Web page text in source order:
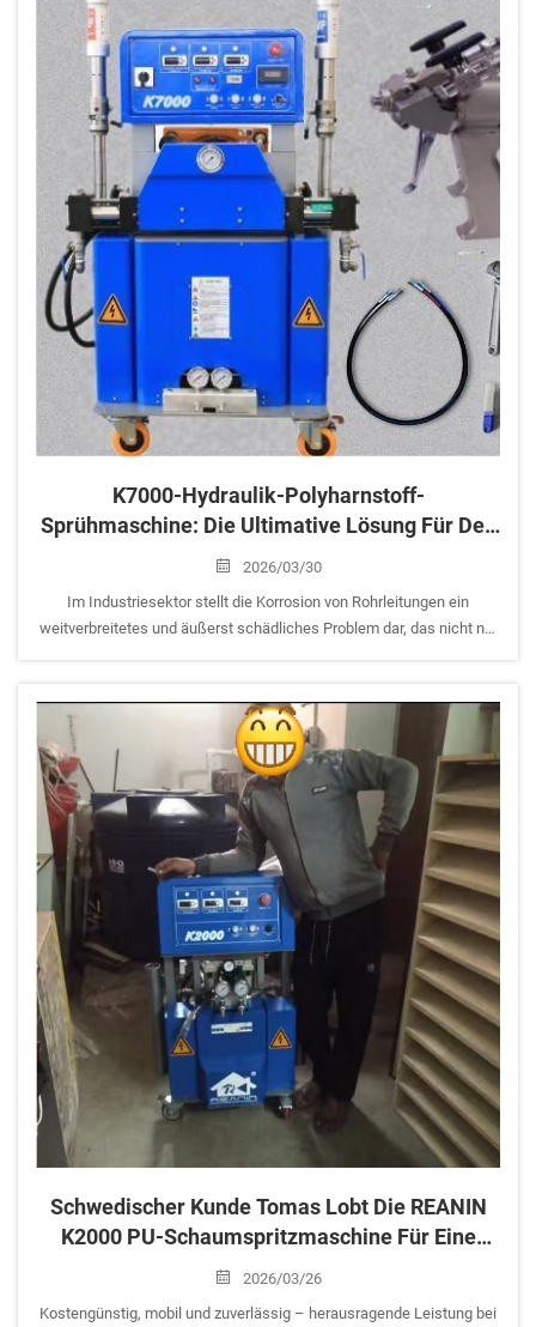
K7000-Hydraulik-Polyharnstoff-
Sprühmaschine: Die Ultimative Lösung Für Den
Industriellen Korrosionsschutz Von
2026/03/30
Im Industriesektor stellt die Korrosion von Rohrleitungen ein
weitverbreitetes und äußerst schädliches Problem dar, das nicht nur
Korrosionsschutzverfahren, die durch geringe Effizienz und...
Schwedischer Kunde Tomas Lobt Die REANIN
K2000 PU-Schaumspritzmaschine Für Eine
Effiziente Gebäudeisolierung
2026/03/26
Kostengünstig, mobil und zuverlässig – herausragende Leistung bei